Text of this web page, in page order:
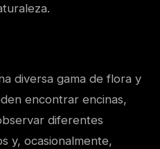
diversa gama de flora y
encontrar encinas,
diferentes
y, ocasionalmente,